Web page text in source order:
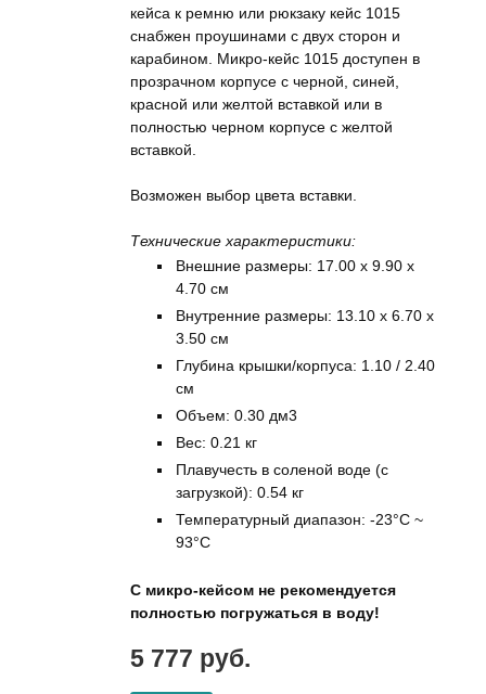
кейса к ремню или рюкзаку кейс 1015
снабжен проушинами с двух сторон и
карабином. Микро-кейс 1015 доступен в
прозрачном корпусе с черной, синей,
красной или желтой вставкой или в
полностью черном корпусе с желтой
вставкой.
Возможен выбор цвета вставки.
Технические характеристики:
Внешние размеры: 17.00 x 9.90 x
4.70 см
Внутренние размеры: 13.10 x 6.70 x
3.50 см
Глубина крышки/корпуса: 1.10 / 2.40
см
Объем: 0.30 дм3
Вес: 0.21 кг
Плавучесть в соленой воде (с
загрузкой): 0.54 кг
Температурный диапазон: -23°C ~
93°C
С микро-кейсом не рекомендуется
полностью погружаться в воду!
5 777 руб.